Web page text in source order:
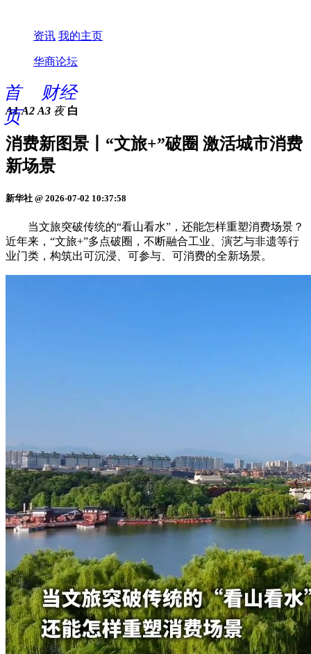
资讯 我的主页
华商论坛
首
页
财经
A1 A2 A3 夜 白
消费新图景丨“文旅+”破圈 激活城市消费
新场景
新华社 @ 2026-07-02 10:37:58
当文旅突破传统的“看山看水”，还能怎样重塑消费场景？
近年来，“文旅+”多点破圈，不断融合工业、演艺与非遗等行
业门类，构筑出可沉浸、可参与、可消费的全新场景。